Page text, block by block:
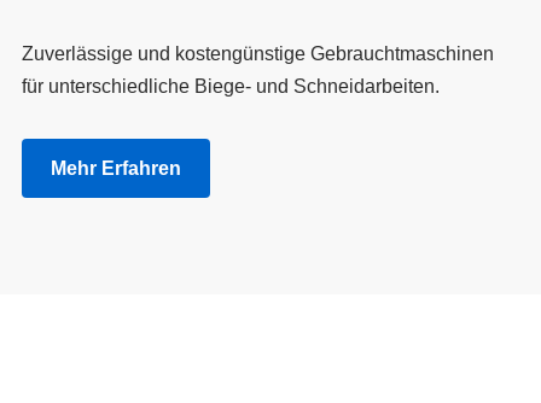
Zuverlässige und kostengünstige Gebrauchtmaschinen
für unterschiedliche Biege- und Schneidarbeiten.
Mehr Erfahren